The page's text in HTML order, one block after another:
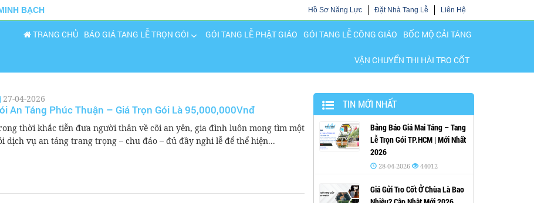
BẠCH Hồ Sơ Năng Lực Đặt Nhà Tang Lễ Liên Hệ
TRANG CHỦ BÁO GIÁ TANG LỄ TRỌN GÓI GÓI TANG LỄ PHẬT GIÁO GÓI TANG LỄ CÔNG GIÁO BỐC MỘ CẢI TÁNG
VẬN CHUYỂN THI HÀI TRO CỐT
27-04-2026
An Táng Phúc Thuận – Giá Trọn Gói Là 95,000,000Vnđ
thời khắc tiễn đưa người thân về cõi an yên, gia đình luôn mong tìm một
dịch vụ an táng trang trọng – chu đáo – đủ đầy nghi lễ để thể hiện...
TIN MỚI NHẤT
Bảng Báo Giá Mai Táng – Tang
Lễ Trọn Gói TP.HCM | Mới Nhất
2026
28-04-2026 44012
Giá Gửi Tro Cốt Ở Chùa Là Bao